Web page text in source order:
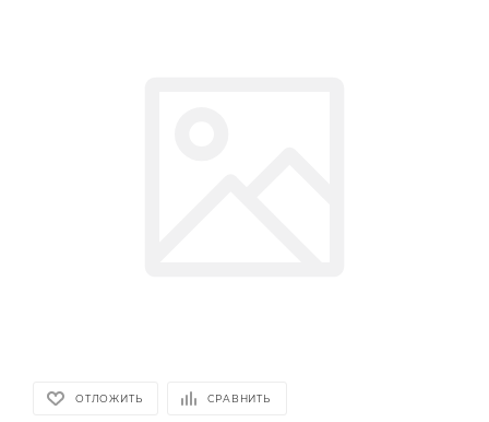
ОТЛОЖИТЬ СРАВНИТЬ